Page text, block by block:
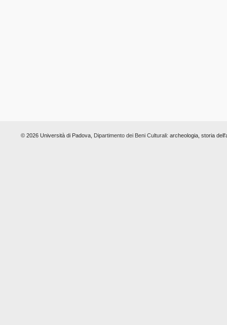
© 2026 Università di Padova, Dipartimento dei Beni Culturali: archeologia, storia